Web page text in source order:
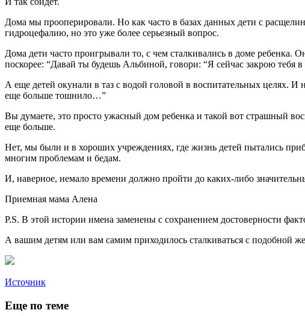
Дома мы прооперировали. Но как часто в базах данных дети с
гидроцефалию, но это уже более серьезный вопрос.
Дома дети часто проигрывали то, с чем сталкивались в доме
поскорее: “Давай ты будешь Альбиной, говори: “Я сейчас закрою
А еще детей окунали в таз с водой головой в воспитательных целях. И
еще больше тошнило…”
Вы думаете, это просто ужасный дом ребенка и такой вот страшный
еще больше.
Нет, мы были и в хороших учреждениях, где жизнь детей пытались
многим проблемам и бедам.
И, наверное, немало времени должно пройти до каких-либо
Приемная мама Алена
P.S. В этой истории имена заменены с сохранением достоверности
А вашим детям или вам самим приходилось сталкиваться с подобной
Источник
Еще по теме